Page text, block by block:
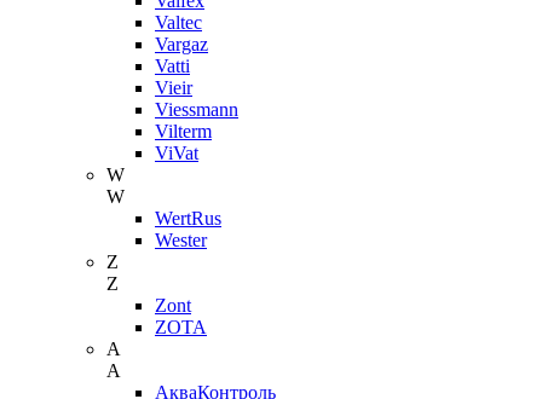
Valtec
Vargaz
Vatti
Vieir
Viessmann
Vilterm
ViVat
W
W
WertRus
Wester
Z
Z
Zont
ZOTA
А
А
АкваКонтроль